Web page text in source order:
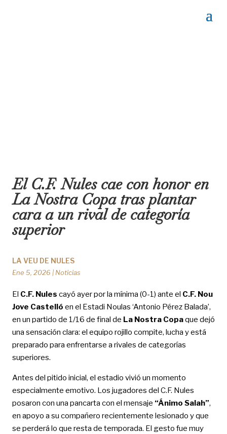
El C.F. Nules cae con honor en
La Nostra Copa tras plantar
cara a un rival de categoría
superior
LA VEU DE NULES
Ene 5, 2026 | Noticias
El C.F. Nules cayó ayer por la mínima (0-1) ante el C.F. Nou
Jove Castelló en el Estadi Noulas ‘Antonio Pérez Balada’,
en un partido de 1/16 de final de La Nostra Copaque dejó
una sensación clara: el equipo rojillo compite, lucha y está
preparado para enfrentarse a rivales de categorías
superiores.
Antes del pitido inicial, el estadio vivió un momento
especialmente emotivo. Los jugadores del C.F. Nules
posaron con una pancarta con el mensaje “Ánimo Salah”,
en apoyo a su compañero recientemente lesionado y que
se perderá lo que resta de temporada. El gesto fue muy